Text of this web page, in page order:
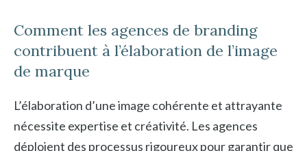
Comment les agences de branding
contribuent à l’élaboration de l’image
de marque
L’élaboration d’une image cohérente et attrayante
nécessite expertise et créativité. Les agences
déploient des processus rigoureux pour garantir que